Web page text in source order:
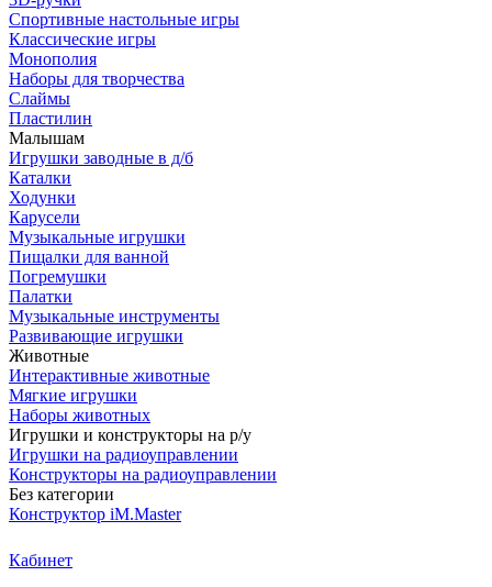
Спортивные настольные игры
Классические игры
Монополия
Наборы для творчества
Слаймы
Пластилин
Малышам
Игрушки заводные в д/б
Каталки
Ходунки
Карусели
Музыкальные игрушки
Пищалки для ванной
Погремушки
Палатки
Музыкальные инструменты
Развивающие игрушки
Животные
Интерактивные животные
Мягкие игрушки
Наборы животных
Игрушки и конструкторы на р/у
Игрушки на радиоуправлении
Конструкторы на радиоуправлении
Без категории
Конструктор iM.Master
Кабинет